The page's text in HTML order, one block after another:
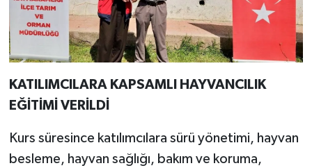
KATILIMCILARA KAPSAMLI HAYVANCILIK
EĞİTİMİ VERİLDİ
Kurs süresince katılımcılara sürü yönetimi, hayvan
besleme, hayvan sağlığı, bakım ve koruma,